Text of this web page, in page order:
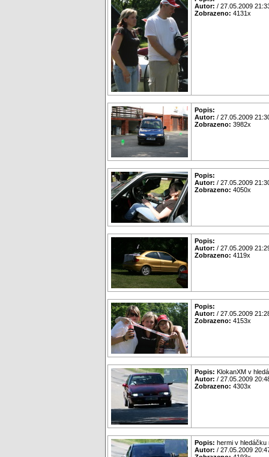
Autor: / 27.05.2009
Zobrazeno: 4131x
Popis:
Autor: / 27.05.2009
Zobrazeno: 3982x
Popis:
Autor: / 27.05.2009
Zobrazeno: 4050x
Popis:
Autor: / 27.05.2009
Zobrazeno: 4119x
Popis:
Autor: / 27.05.2009
Zobrazeno: 4153x
Popis: KlokanXM v
Autor: / 27.05.2009
Zobrazeno: 4303x
Popis: hermi v hledáčku
Autor: / 27.05.2009